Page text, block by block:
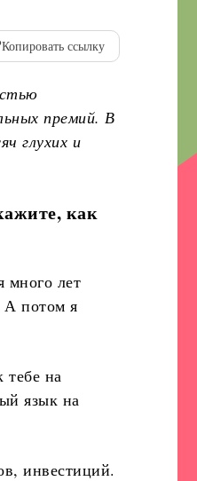
Копировать ссылку
премий. В
глухих и
как
много лет
А потом я
на
язык на
инвестиций.